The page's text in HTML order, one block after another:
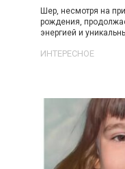
Шер, несмотря на
рождения,
энергией и
ИНТЕРЕСНОЕ